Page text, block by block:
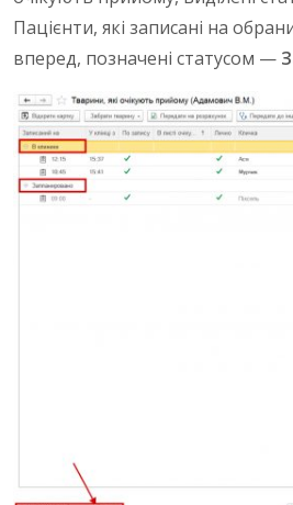
Пацієнти, які записані на
вперед, позначені статусом —